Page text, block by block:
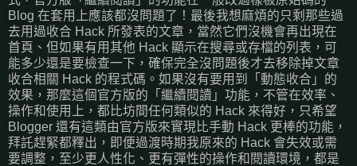
Blog 在套用上應該都沒問題了！最後我想麻煩的只剩那些過
去用過收合 Hack 所發表的文章，當然它們沒機會再出現在
首頁、但如果有用其他 Hack 顯示在搜尋或存檔的列表，可
能多少還是要檢查一下，確保完全沒問題後才去移除掉文章
收合相關 Hack 的程式碼。如果沒有要用到「動態收合」的
效果，那麼這個官方版的「繼續閱讀」功能，不管在效率、
操作和使用上，都比坊間任何類似的 Hack 來得好，只希望
Blogger 還有這類由官方版來實現比手動 Hack 更棒的功能，
拜託趕緊都釋出，即便過渡時期我原來的 Hack 會失效或需
要調整，至少更人性化、更有彈性的操作和閱讀環境，都是